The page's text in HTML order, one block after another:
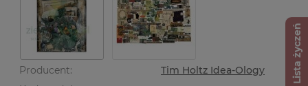
Producent:
Tim Holtz Idea-Ology
Lista życzeń